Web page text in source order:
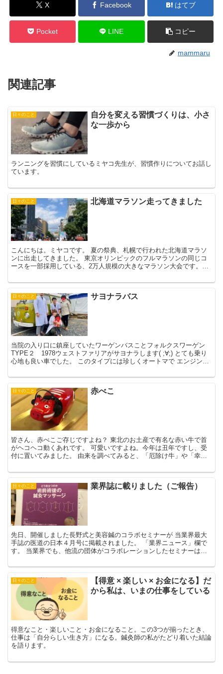
X Facebook はてブ
Pocket LINE コピー
mammaru
関連記事
日々のこと
自分を変える習慣づくりは、小さ
な一歩から
ランニングを習慣にしているミヤコ先生が、習慣作りについてお話し
ています。
日々のこと 北海道マラソン走ってきました
こんにちは。ミヤコです。 夏の祭典、札幌で行われた北海道マラソ
ンに出走してきました。 東京オリンピックのフルマラソンの同じコ
ースを一部採用している、2万人規模の大きなマラソン大会です。ス
日々のこと サヨナラバス
当院の入り口に鎮座していたワーゲンバスことフォルクスワーゲン
TYPE２ 1978ウェストファリアがサヨナラします( ;∀;) とても乗り
心地も良い車でした。 このタイプには珍しくオートマで エンジンも
日々のこと 赤べこ
皆さん、赤べこご存じですよね？ 東北のお土産で有名な赤い牛で首
がヘコヘコ動くあれです。 可愛いですよね。今年は丑年ですし、受
付に置いてみました。 由来を調べてみると、「厄除け牛」や「幸運
日々のこと 業界誌に載りました（ご報告）
先日、開催しました長野式と美容鍼のコラボセミナーが 当業界最大
手誌の医道の日本４月号に掲載されました。 「業界ニュース」欄で
す。 当業界でも、他流の団体がコラボレーションしたセミナーは非
日々のこと
【得意 × 楽しい × お金になる】だ
から私は、いまの仕事をしている
得意なこと・楽しいこと・お金になること。この3つが揃ったとき、
仕事は「自分らしい生き方」になる。鍼灸師の私がたどり着いた結論
を語ります。